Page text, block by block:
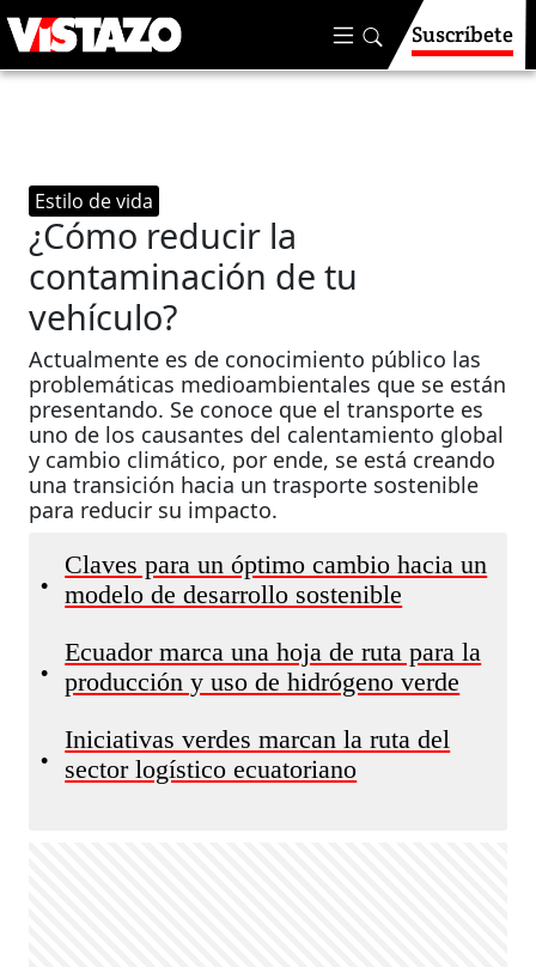
Suscríbete
Estilo de vida
¿Cómo reducir la
contaminación de tu
vehículo?
Actualmente es de conocimiento público las
problemáticas medioambientales que se están
presentando. Se conoce que el transporte es
uno de los causantes del calentamiento global
y cambio climático, por ende, se está creando
una transición hacia un trasporte sostenible
para reducir su impacto.
•
Claves para un óptimo cambio hacia un
modelo de desarrollo sostenible
•
Ecuador marca una hoja de ruta para la
producción y uso de hidrógeno verde
•
Iniciativas verdes marcan la ruta del
sector logístico ecuatoriano